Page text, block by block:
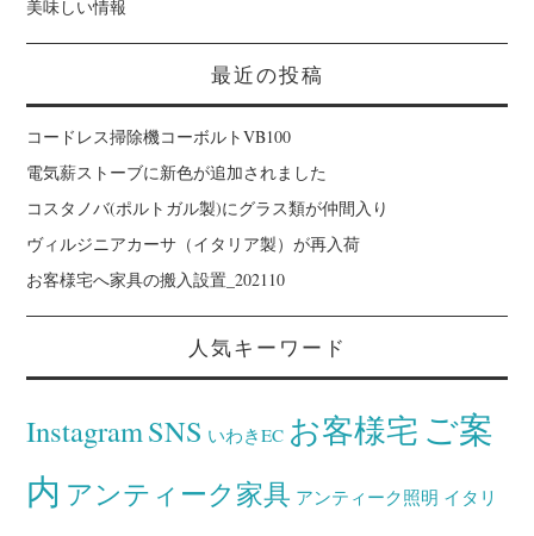
美味しい情報
最近の投稿
コードレス掃除機コーボルトVB100
電気薪ストーブに新色が追加されました
コスタノバ(ポルトガル製)にグラス類が仲間入り
ヴィルジニアカーサ（イタリア製）が再入荷
お客様宅へ家具の搬入設置_202110
人気キーワード
InstagramSNS いわきEC お客様宅 ご案
内 アンティーク家具 アンティーク照明 イタリ